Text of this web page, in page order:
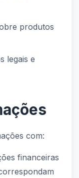
produtos
legais e
com:
financeiras